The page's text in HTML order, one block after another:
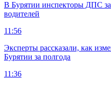
В Бурятии инспекторы ДПС
водителей
11:56
Эксперты рассказали, как
Бурятии за полгода
11:36